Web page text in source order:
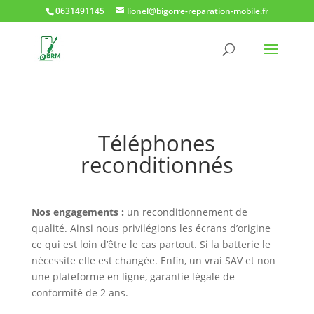
0631491145 lionel@bigorre-reparation-mobile.fr
Téléphones
reconditionnés
Nos engagements : un reconditionnement de
qualité. Ainsi nous privilégions les écrans d’origine
ce qui est loin d’être le cas partout. Si la batterie le
nécessite elle est changée. Enfin, un vrai SAV et non
une plateforme en ligne, garantie légale de
conformité de 2 ans.